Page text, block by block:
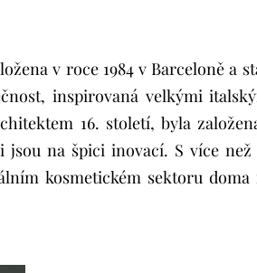
v roce 1984 v Barceloně a
inspirovaná velkými
16. století, byla
jsou na špici inovací. S více než
kosmetickém sektoru